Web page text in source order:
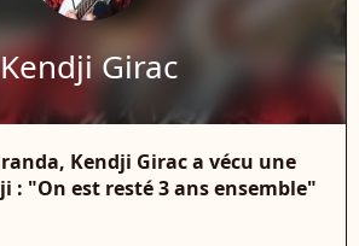
Kendji Girac
Kendji Girac a vécu une
: "On est resté 3 ans ensemble"